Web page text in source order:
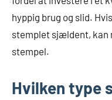
hyppig brug og slid.
stemplet sjældent, kan
stempel.
Hvilken type